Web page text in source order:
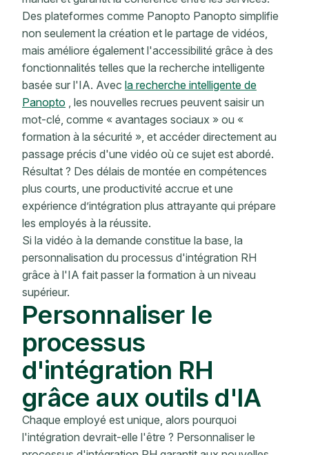
Des plateformes comme Panopto Panopto simplifie
non seulement la création et le partage de vidéos,
mais améliore également l'accessibilité grâce à des
fonctionnalités telles que la recherche intelligente
basée sur l'IA. Avec la recherche intelligente de
Panopto , les nouvelles recrues peuvent saisir un
mot-clé, comme « avantages sociaux » ou «
formation à la sécurité », et accéder directement au
passage précis d'une vidéo où ce sujet est abordé.
Résultat ? Des délais de montée en compétences
plus courts, une productivité accrue et une
expérience d’intégration plus attrayante qui prépare
les employés à la réussite.
Si la vidéo à la demande constitue la base, la
personnalisation du processus d'intégration RH
grâce à l'IA fait passer la formation à un niveau
supérieur.
Personnaliser le
processus
d'intégration RH
grâce aux outils d'IA
Chaque employé est unique, alors pourquoi
l'intégration devrait-elle l'être ? Personnaliser le